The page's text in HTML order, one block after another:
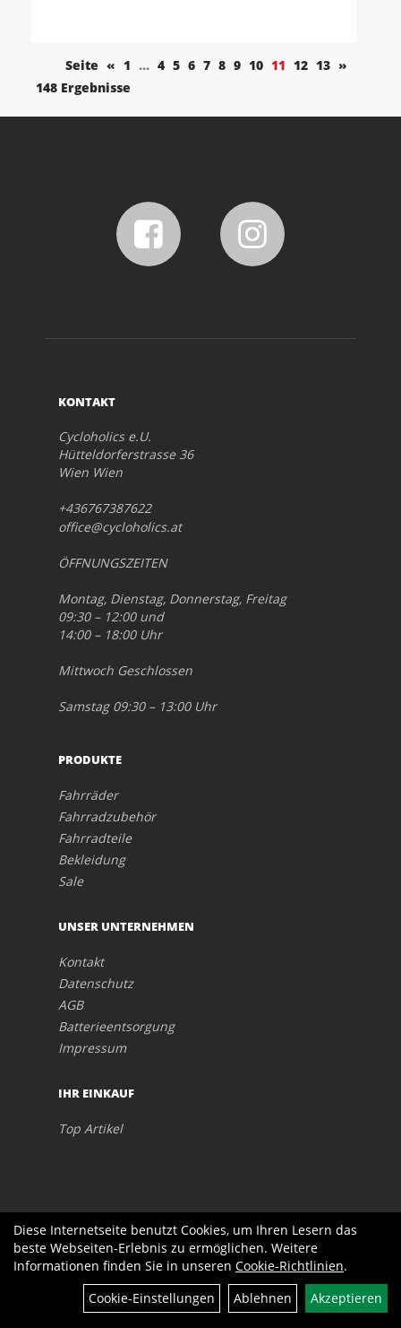
Filter
Seite « 1 ... 4 5 6 7 8 9 10 11 12 13 »
148 Ergebnisse
KONTAKT
Cycloholics e.U.
Hütteldorferstrasse 36
Wien Wien
+436767387622
office@cycloholics.at
ÖFFNUNGSZEITEN
Montag, Dienstag, Donnerstag, Freitag
09:30 – 12:00 und
14:00 – 18:00 Uhr
Mittwoch Geschlossen
Samstag 09:30 – 13:00 Uhr
PRODUKTE
Fahrräder
Fahrradzubehör
Fahrradteile
Bekleidung
Sale
UNSER UNTERNEHMEN
Kontakt
Datenschutz
AGB
Batterieentsorgung
Impressum
IHR EINKAUF
Top Artikel
Diese Internetseite benutzt Cookies, um Ihren Lesern das
beste Webseiten-Erlebnis zu ermöglichen. Weitere
Informationen finden Sie in unseren Cookie-Richtlinien.
Cookie-Einstellungen
Ablehnen Akzeptieren